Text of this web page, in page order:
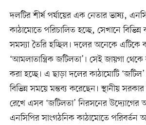
দলটির শীর্ষ পর্যায়ের এক নেতার ভাষ্য,
কাঠামোতে পরিচালিত হচ্ছে, সেখানে বিভিন্ন
সমস্যা তৈরি হচ্ছিল। দলের অনেকে এটিকে
‘আমলাতান্ত্রিক জটিলতা’। সেই জায়গা
করা হচ্ছে। এ ছাড়া দলের কাঠামোটি
বিভিন্ন সময়ে মন্তব্য করেছেন। স্থানীয় সরকার
রেখে এসব ‘জটিলতা’ নিরসনের উদ্যোগের
এনসিপির সাংগঠনিক কাঠামোতে পরিবর্তন